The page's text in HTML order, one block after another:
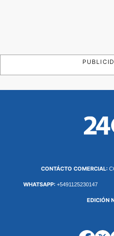
CONTÁCTO COMERCIAL:
WHATSAPP: +5491125230147
EDICIÓN